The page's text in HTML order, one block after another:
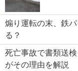
煽り運転の末、鉄
る？
死亡事故で書類送
がその理由を解説